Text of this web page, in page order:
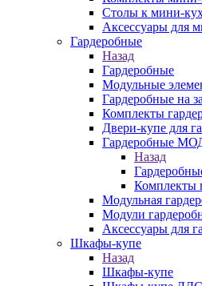
Столы к мини-
Аксессуары для
Гардеробные
Назад
Гардеробные
Модульные
Гардеробные на
Комплекты
Двери-купе для
Гардеробные
Назад
Комплекты
Модульная
Модули
Аксессуары для
Шкафы-купе
Назад
Шкафы-купе